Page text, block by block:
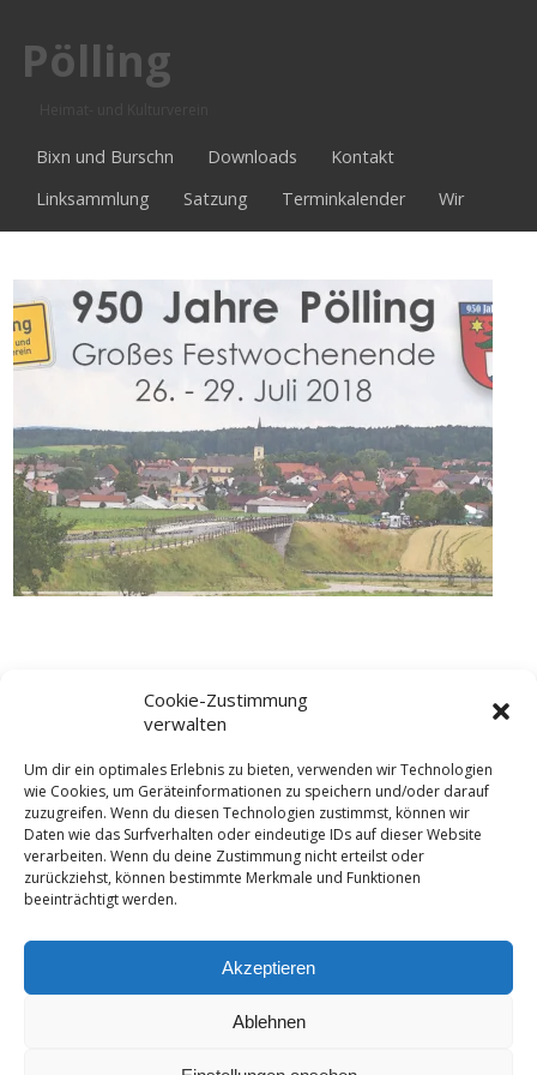
Cookie-Zustimmung
verwalten
Um dir ein optimales Erlebnis zu bieten, verwenden wir Technologien
wie Cookies, um Geräteinformationen zu speichern und/oder darauf
zuzugreifen. Wenn du diesen Technologien zustimmst, können wir
Daten wie das Surfverhalten oder eindeutige IDs auf dieser Website
verarbeiten. Wenn du deine Zustimmung nicht erteilst oder
zurückziehst, können bestimmte Merkmale und Funktionen
beeinträchtigt werden.
Akzeptieren
Ablehnen
Pölling
Bixn und Burschn Downloads
Kontakt
Linksammlung
Satzung Terminkalender Wir
Pöllinger Heimat- und Kulturverein Ⓒ 2026 -Impressum -
Datenschutzerklärung-Cookie-Richtlinie (EU)-
Haftungsausschluss -AGB
Downloads
Satzung Terminkalender